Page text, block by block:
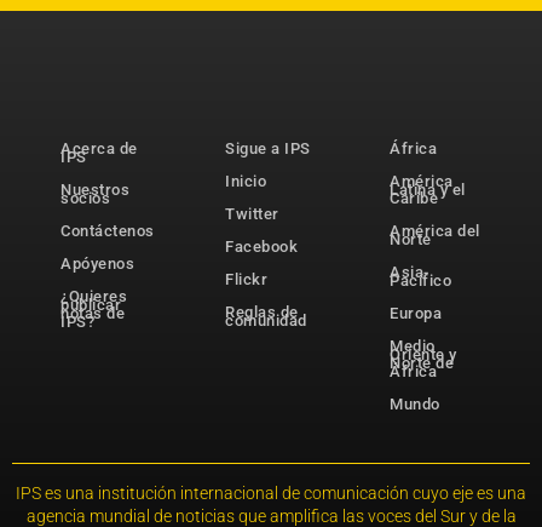
Acerca de
IPS
Nuestros
socios
Contáctenos
Apóyenos
¿Quieres
publicar
notas de
IPS?
Sigue a IPS
Inicio
Twitter
Facebook
Flickr
Reglas de
comunidad
África
América
Latina y el
Caribe
América del
Norte
Asia-
Pacífico
Europa
Medio
Oriente y
Norte de
África
Mundo
IPS es una institución internacional de comunicación cuyo eje es una
agencia mundial de noticias que amplifica las voces del Sur y de la